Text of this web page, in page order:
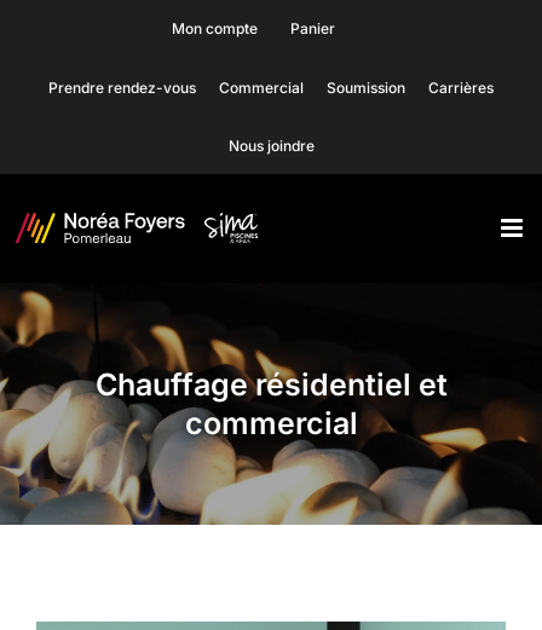
content
Mon compte Panier
Prendre rendez-vous Commercial Soumission Carrières
Nous joindre
Chauffage résidentiel et
commercial